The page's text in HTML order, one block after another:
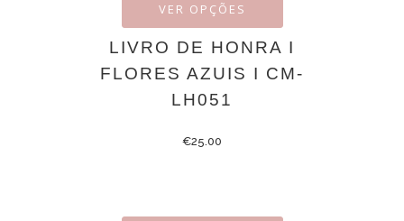
VER OPÇÕES
LIVRO DE HONRA I
FLORES AZUIS I CM-
LH051
€25.00